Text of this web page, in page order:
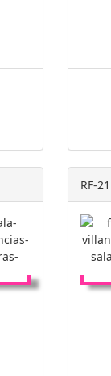
RF-21